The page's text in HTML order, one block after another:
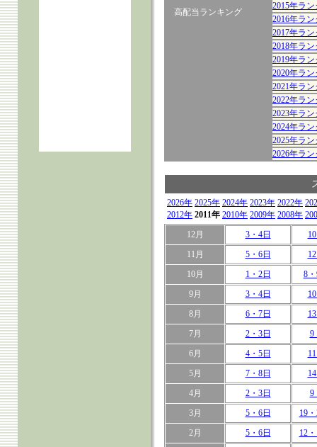
高配当ランキング
2015年ラ
2016年ラ
2017年ラ
2018年ラ
2019年ラ
2020年ラ
2021年ラ
2022年ラ
2023年ラ
2024年ラ
2025年ラ
2026年ラ
2026年 2025年 2024年 2023年 2022年
2012年 2011年 2010年 2009年 2008年
12月
3・4日
11月
5・6日
10月
1・2日
8
9月
3・4日
8月
6・7日
7月
2・3日
9
6月
4・5日
5月
7・8日
4月
2・3日
9
3月
5・6日
19
2月
5・6日
12